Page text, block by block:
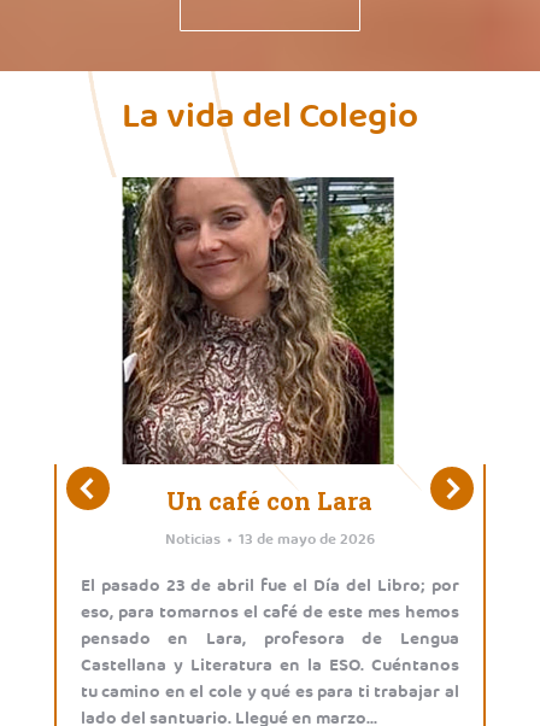
La vida del Colegio
Un café con Lara
Noticias 13 de mayo de 2026
El pasado 23 de abril fue el Día del Libro; por
eso, para tomarnos el café de este mes hemos
pensado en Lara, profesora de Lengua
Castellana y Literatura en la ESO. Cuéntanos
tu camino en el cole y qué es para ti trabajar al
lado del santuario. Llegué en marzo…